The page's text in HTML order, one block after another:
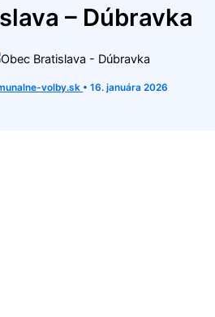
– Dúbravka
volby.sk •16. januára 2026